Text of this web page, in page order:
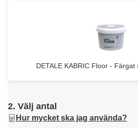
DETALE KABRIC Floor - Färgat
2. Välj antal
Hur mycket ska jag använda?